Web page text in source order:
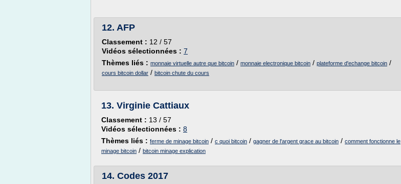
12. AFP
Classement : 12 / 57
Vidéos sélectionnées : 7
Thèmes liés : monnaie virtuelle autre que bitcoin / monnaie electronique bitcoin / plateforme d'echange bitcoin /
cours bitcoin dollar / bitcoin chute du cours
13. Virginie Cattiaux
Classement : 13 / 57
Vidéos sélectionnées : 8
Thèmes liés : ferme de minage bitcoin / c quoi bitcoin / gagner de l'argent grace au bitcoin / comment fonctionne le
minage bitcoin / bitcoin minage explication
14. Codes 2017